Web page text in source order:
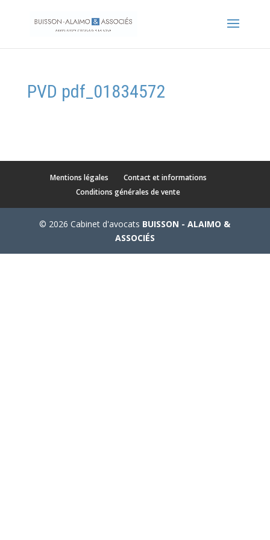
PVD pdf_01834572
Mentions légales
Contact et informations
Conditions générales de vente
© 2026 Cabinet d'avocats BUISSON - ALAIMO &
ASSOCIÉS